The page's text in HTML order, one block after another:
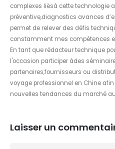
complexes liësà cette technologie
préventive,diagnostics avances
permet de relever des défis
constamment mes compétences
En tant que rédacteur technique
l'occasion participer àdes
partenaires,fournisseurs ou
voyage professionnel en Chine
nouvelles tendances du marché
Laisser un